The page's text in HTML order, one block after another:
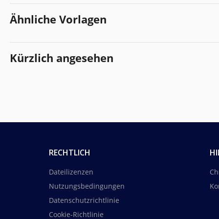
Ähnliche Vorlagen
Kürzlich angesehen
RECHTLICH
Dateilizenzen
Nutzungsbedingungen
Datenschutzrichtlinie
Cookie-Richtlinie